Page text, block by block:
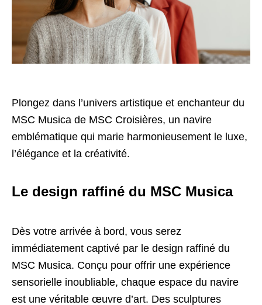
Plongez dans l’univers artistique et enchanteur du
MSC Musica de MSC Croisières, un navire
emblématique qui marie harmonieusement le luxe,
l’élégance et la créativité.
Le design raffiné du MSC Musica
Dès votre arrivée à bord, vous serez
immédiatement captivé par le design raffiné du
MSC Musica. Conçu pour offrir une expérience
sensorielle inoubliable, chaque espace du navire
est une véritable œuvre d’art. Des sculptures